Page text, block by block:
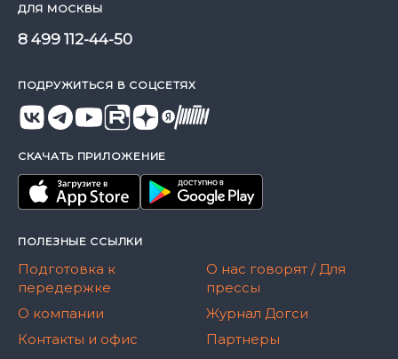
ДЛЯ МОСКВЫ
8 499 112-44-50
ПОДРУЖИТЬСЯ В СОЦСЕТЯХ
СКАЧАТЬ ПРИЛОЖЕНИЕ
ПОЛЕЗНЫЕ ССЫЛКИ
Подготовка к
передержке
О компании
Контакты и офис
О нас говорят / Для
прессы
Журнал Догси
Партнеры